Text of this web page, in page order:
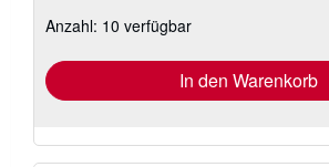
Versandkosten
Anzahl: 10 verfügbar
In den Warenkorb